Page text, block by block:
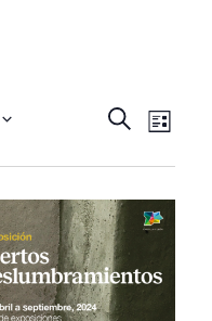
Events
and
Views
Search
List